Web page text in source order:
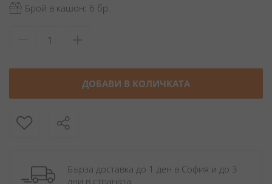
Брой в кашон: 6 бр.
ДОБАВИ В КОЛИЧКАТА
Бърза доставка до 1 ден в София и до 3
дни в страната.